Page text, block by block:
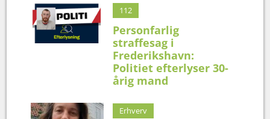
112
Personfarlig
straffesag i
Frederikshavn:
Politiet efterlyser 30-
årig mand
Erhverv